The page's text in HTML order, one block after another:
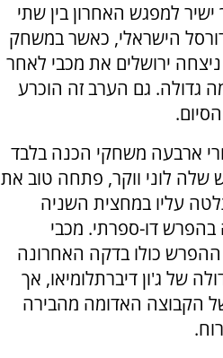
למפגש האחרון בין שתי
הישראלי, כאשר במשחק
ירושלים את מכבי לאחר
גדולה. גם הערב זה הוכרע
ארבעה משחקי הכנה בלבד
שלה לוני ווקר, פתחה טוב את
עליו במחצית השניה
בהפרש דו-ספרתי. מכבי
כולו בדקה האחרונה
של ג'ון דיברתלומיאו, אך
הקבוצה האדומה מהבירה